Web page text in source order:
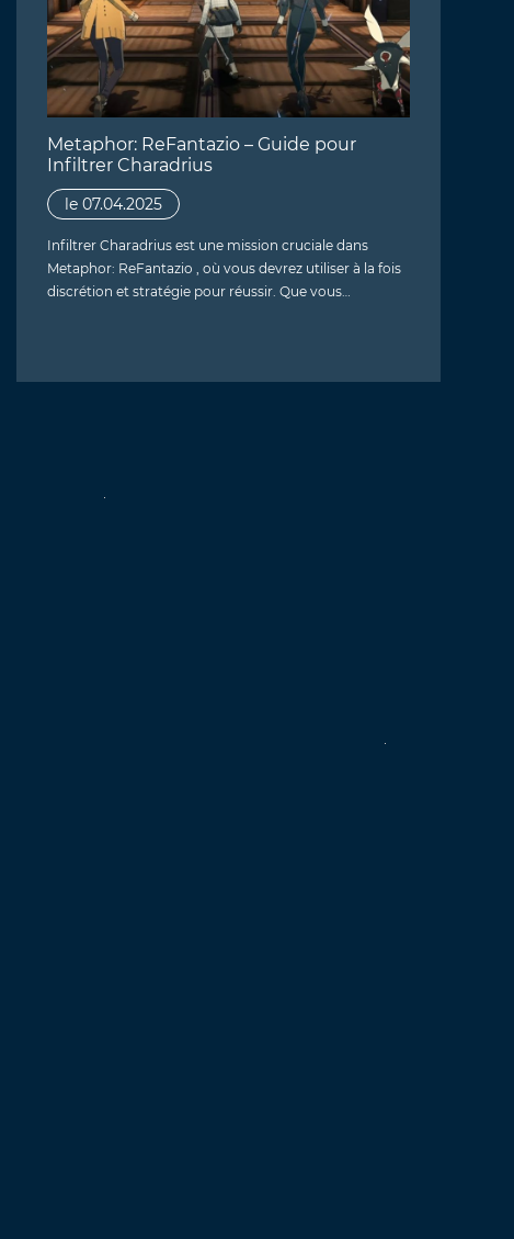
Metaphor: ReFantazio – Guide pour
Infiltrer Charadrius
le 07.04.2025
Infiltrer Charadrius est une mission cruciale dans
Metaphor: ReFantazio , où vous devrez utiliser à la fois
discrétion et stratégie pour réussir. Que vous…